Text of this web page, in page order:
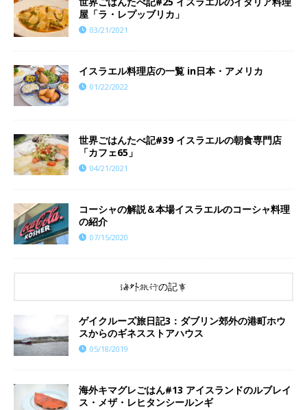
屋「ラ・レプッブリカ」
03/21/2021
イスラエル料理店の一覧 in日本・アメリカ
01/22/2022
世界ごはんたべ記#39 イスラエルの朝食専門店
「カフェ65」
04/21/2021
コーシャの解説＆本場イスラエルのコーシャ料理
の紹介
07/15/2020
海外旅行の記事
ゲイクルーズ旅日記3：ダブリン郊外の港町ホウ
スからのギネスストアハウス
05/18/2019
海外キマグレごはん#13 アイスランドのルブレイ
ス・メザ・レヒタンシールンギ